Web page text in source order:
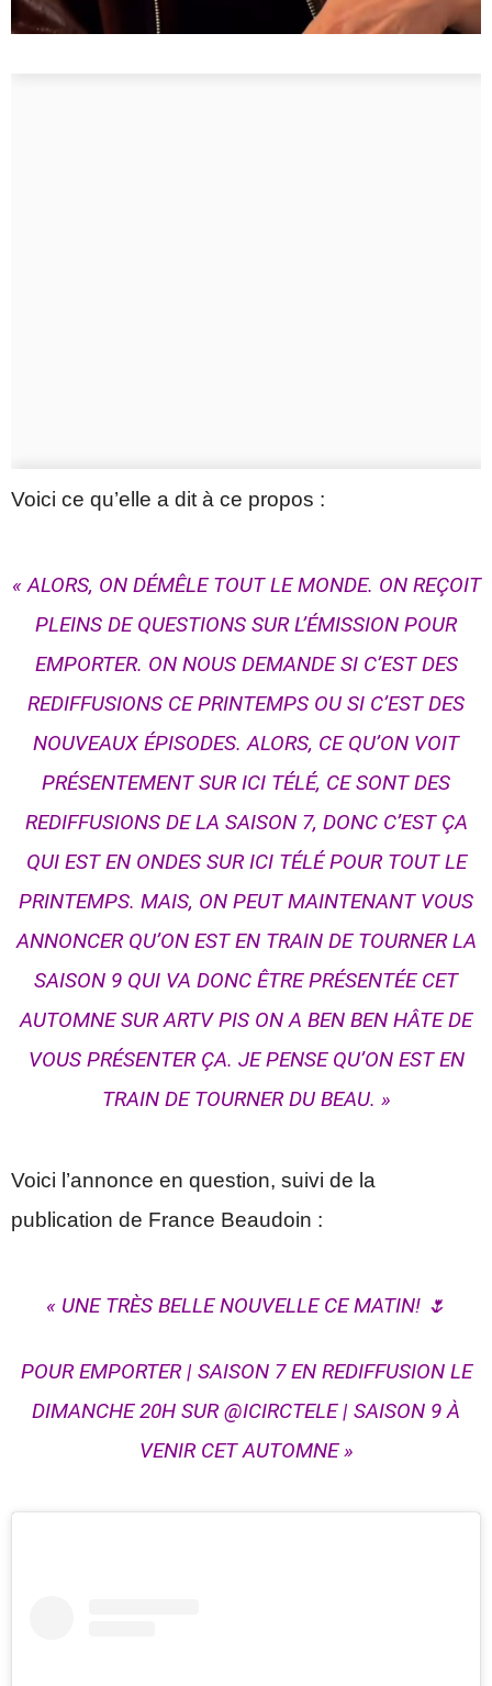
Voici ce qu’elle a dit à ce propos :
« ALORS, ON DÉMÊLE TOUT LE MONDE. ON REÇOIT
PLEINS DE QUESTIONS SUR L’ÉMISSION POUR
EMPORTER. ON NOUS DEMANDE SI C’EST DES
REDIFFUSIONS CE PRINTEMPS OU SI C’EST DES
NOUVEAUX ÉPISODES. ALORS, CE QU’ON VOIT
PRÉSENTEMENT SUR ICI TÉLÉ, CE SONT DES
REDIFFUSIONS DE LA SAISON 7, DONC C’EST ÇA
QUI EST EN ONDES SUR ICI TÉLÉ POUR TOUT LE
PRINTEMPS. MAIS, ON PEUT MAINTENANT VOUS
ANNONCER QU’ON EST EN TRAIN DE TOURNER LA
SAISON 9 QUI VA DONC ÊTRE PRÉSENTÉE CET
AUTOMNE SUR ARTV PIS ON A BEN BEN HÂTE DE
VOUS PRÉSENTER ÇA. JE PENSE QU’ON EST EN
TRAIN DE TOURNER DU BEAU. »
Voici l’annonce en question, suivi de la
publication de France Beaudoin :
« UNE TRÈS BELLE NOUVELLE CE MATIN! 🌷
POUR EMPORTER | SAISON 7 EN REDIFFUSION LE
DIMANCHE 20H SUR @ICIRCTELE | SAISON 9 À
VENIR CET AUTOMNE »